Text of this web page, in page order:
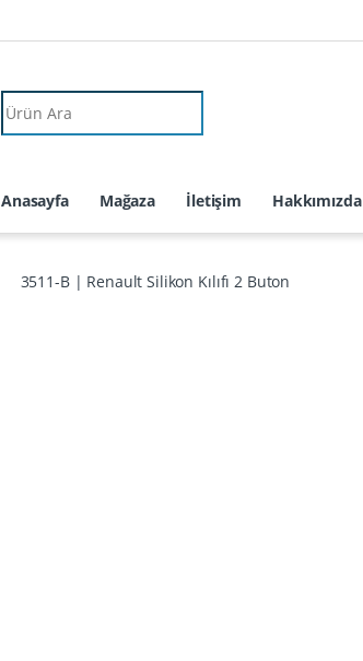
Search for:
Anasayfa Mağaza İletişim Hakkımızda
3511-B | Renault Silikon Kılıfı 2 Buton